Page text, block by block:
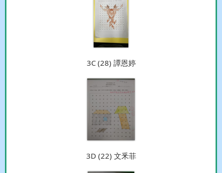
3C (28) 譚恩婷
3D (22) 文釆菲